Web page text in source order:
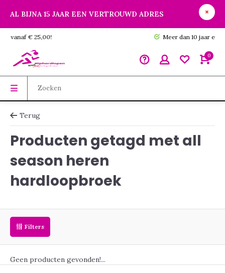
AL BIJNA 15 JAAR EEN VERTROUWD ADRES
GRATIS verzending vanaf € 25,00!
0
Terug
Producten getagd met all
season heren
hardloopbroek
Filters
Geen producten gevonden!...